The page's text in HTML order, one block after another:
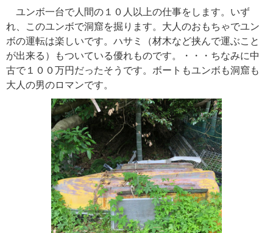
ユンボ一台で人間の１０人以上の仕事をします。いず
れ、このユンボで洞窟を掘ります。大人のおもちゃでユン
ボの運転は楽しいです。ハサミ（材木など挟んで運ぶこと
が出来る）もついている優れものです。・・・ちなみに中
古で１００万円だったそうです。ボートもユンボも洞窟も
大人の男のロマンです。